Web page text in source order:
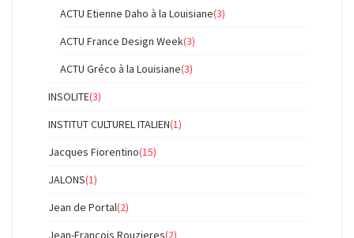
ACTU Etienne Daho à la Louisiane(3)
ACTU France Design Week(3)
ACTU Gréco à la Louisiane(3)
INSOLITE(3)
INSTITUT CULTUREL ITALIEN(1)
Jacques Fiorentino(15)
JALONS(1)
Jean de Portal(2)
Jean-Francois Rouzieres(2)